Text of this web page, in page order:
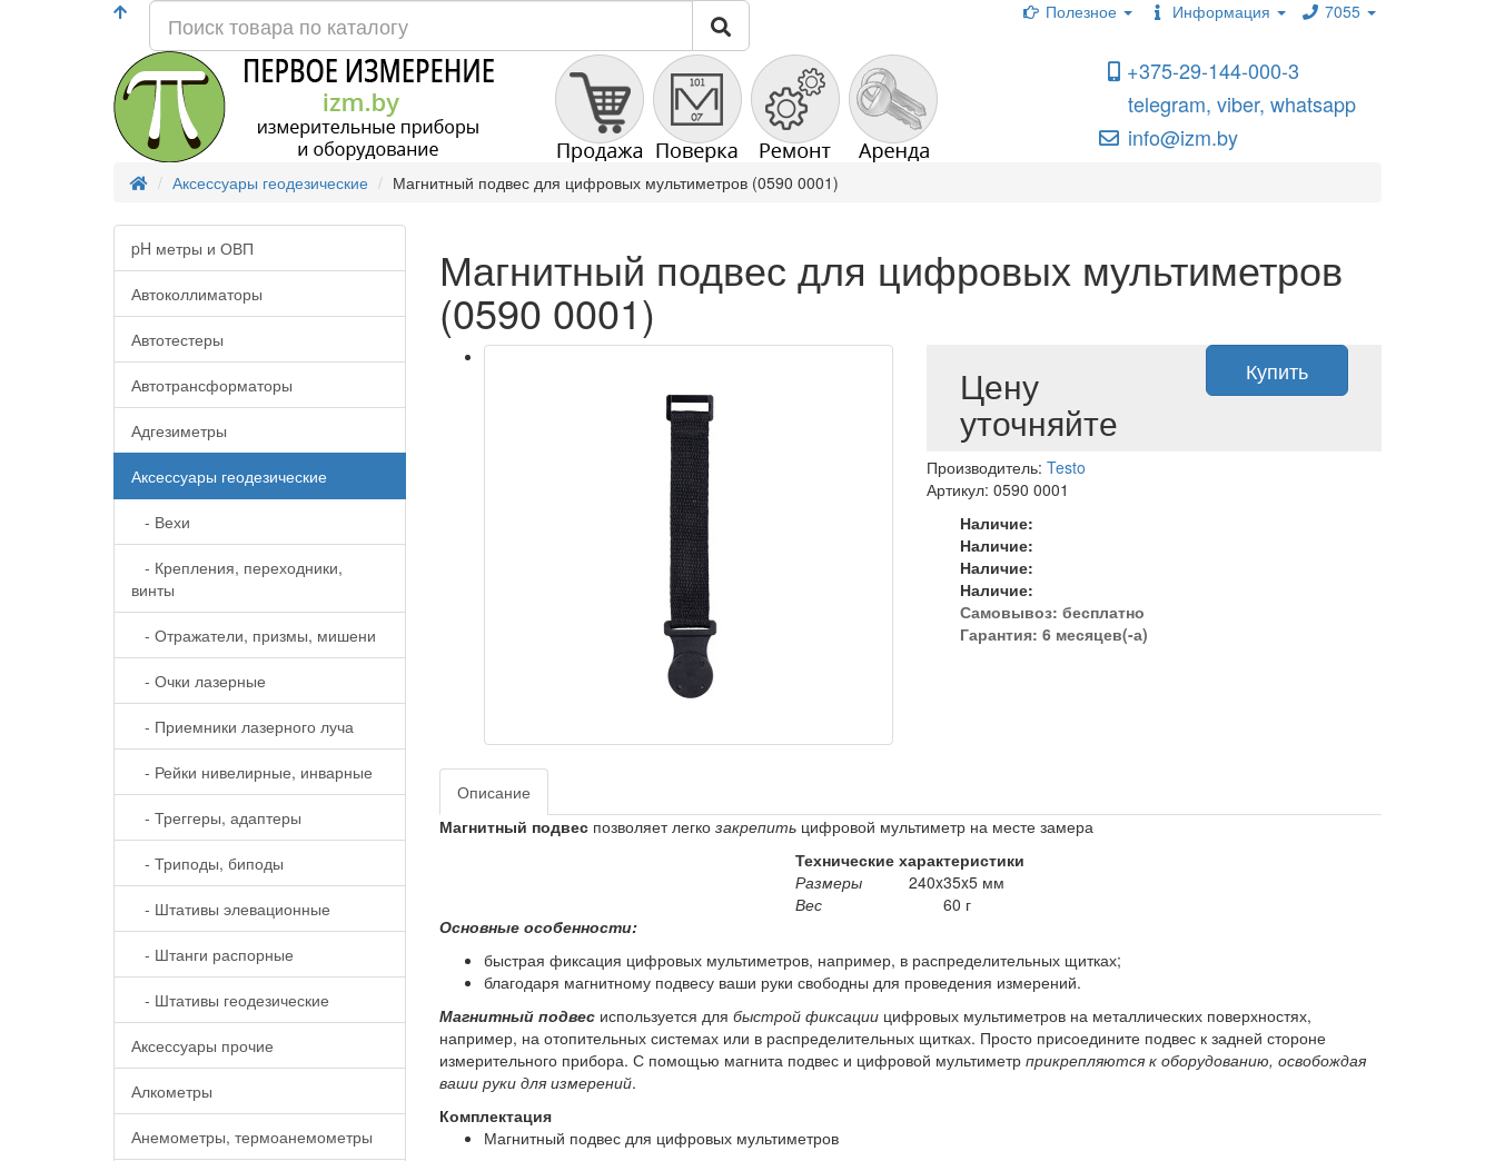
Полезное Информация 7055
+375-29-144-000-3
telegram, viber, whatsapp
info@izm.by
Аксессуары геодезические Магнитный подвес для цифровых мультиметров (0590 0001)
pH метры и ОВП
Автоколлиматоры
Автотестеры
Автотрансформаторы
Адгезиметры
Аксессуары геодезические
- Вехи
- Крепления, переходники,
винты
- Отражатели, призмы, мишени
- Очки лазерные
- Приемники лазерного луча
- Рейки нивелирные, инварные
- Треггеры, адаптеры
- Триподы, биподы
- Штативы элевационные
- Штанги распорные
- Штативы геодезические
Аксессуары прочие
Алкометры
Анемометры, термоанемометры
Магнитный подвес для цифровых мультиметров
(0590 0001)
Цену
уточняйте
Купить
Производитель:Testo
Артикул: 0590 0001
Наличие:
Наличие:
Наличие:
Наличие:
Самовывоз:бесплатно
Гарантия: 6 месяцев(-а)
Описание
Магнитный подвеспозволяет легко закрепитьцифровой мультиметр на месте замера
Технические характеристики
Размеры
240x35x5 мм
Вес
60 г
Основные особенности:
быстрая фиксация цифровых мультиметров, например, в распределительных щитках;
благодаря магнитному подвесу ваши руки свободны для проведения измерений.
Магнитный подвесиспользуется для быстрой фиксациицифровых мультиметров на металлических поверхностях,
например, на отопительных системах или в распределительных щитках. Просто присоедините подвес к задней стороне
измерительного прибора. С помощью магнита подвес и цифровой мультиметр прикрепляются к оборудованию, освобождая
ваши руки для измерений.
Комплектация
Магнитный подвес для цифровых мультиметров